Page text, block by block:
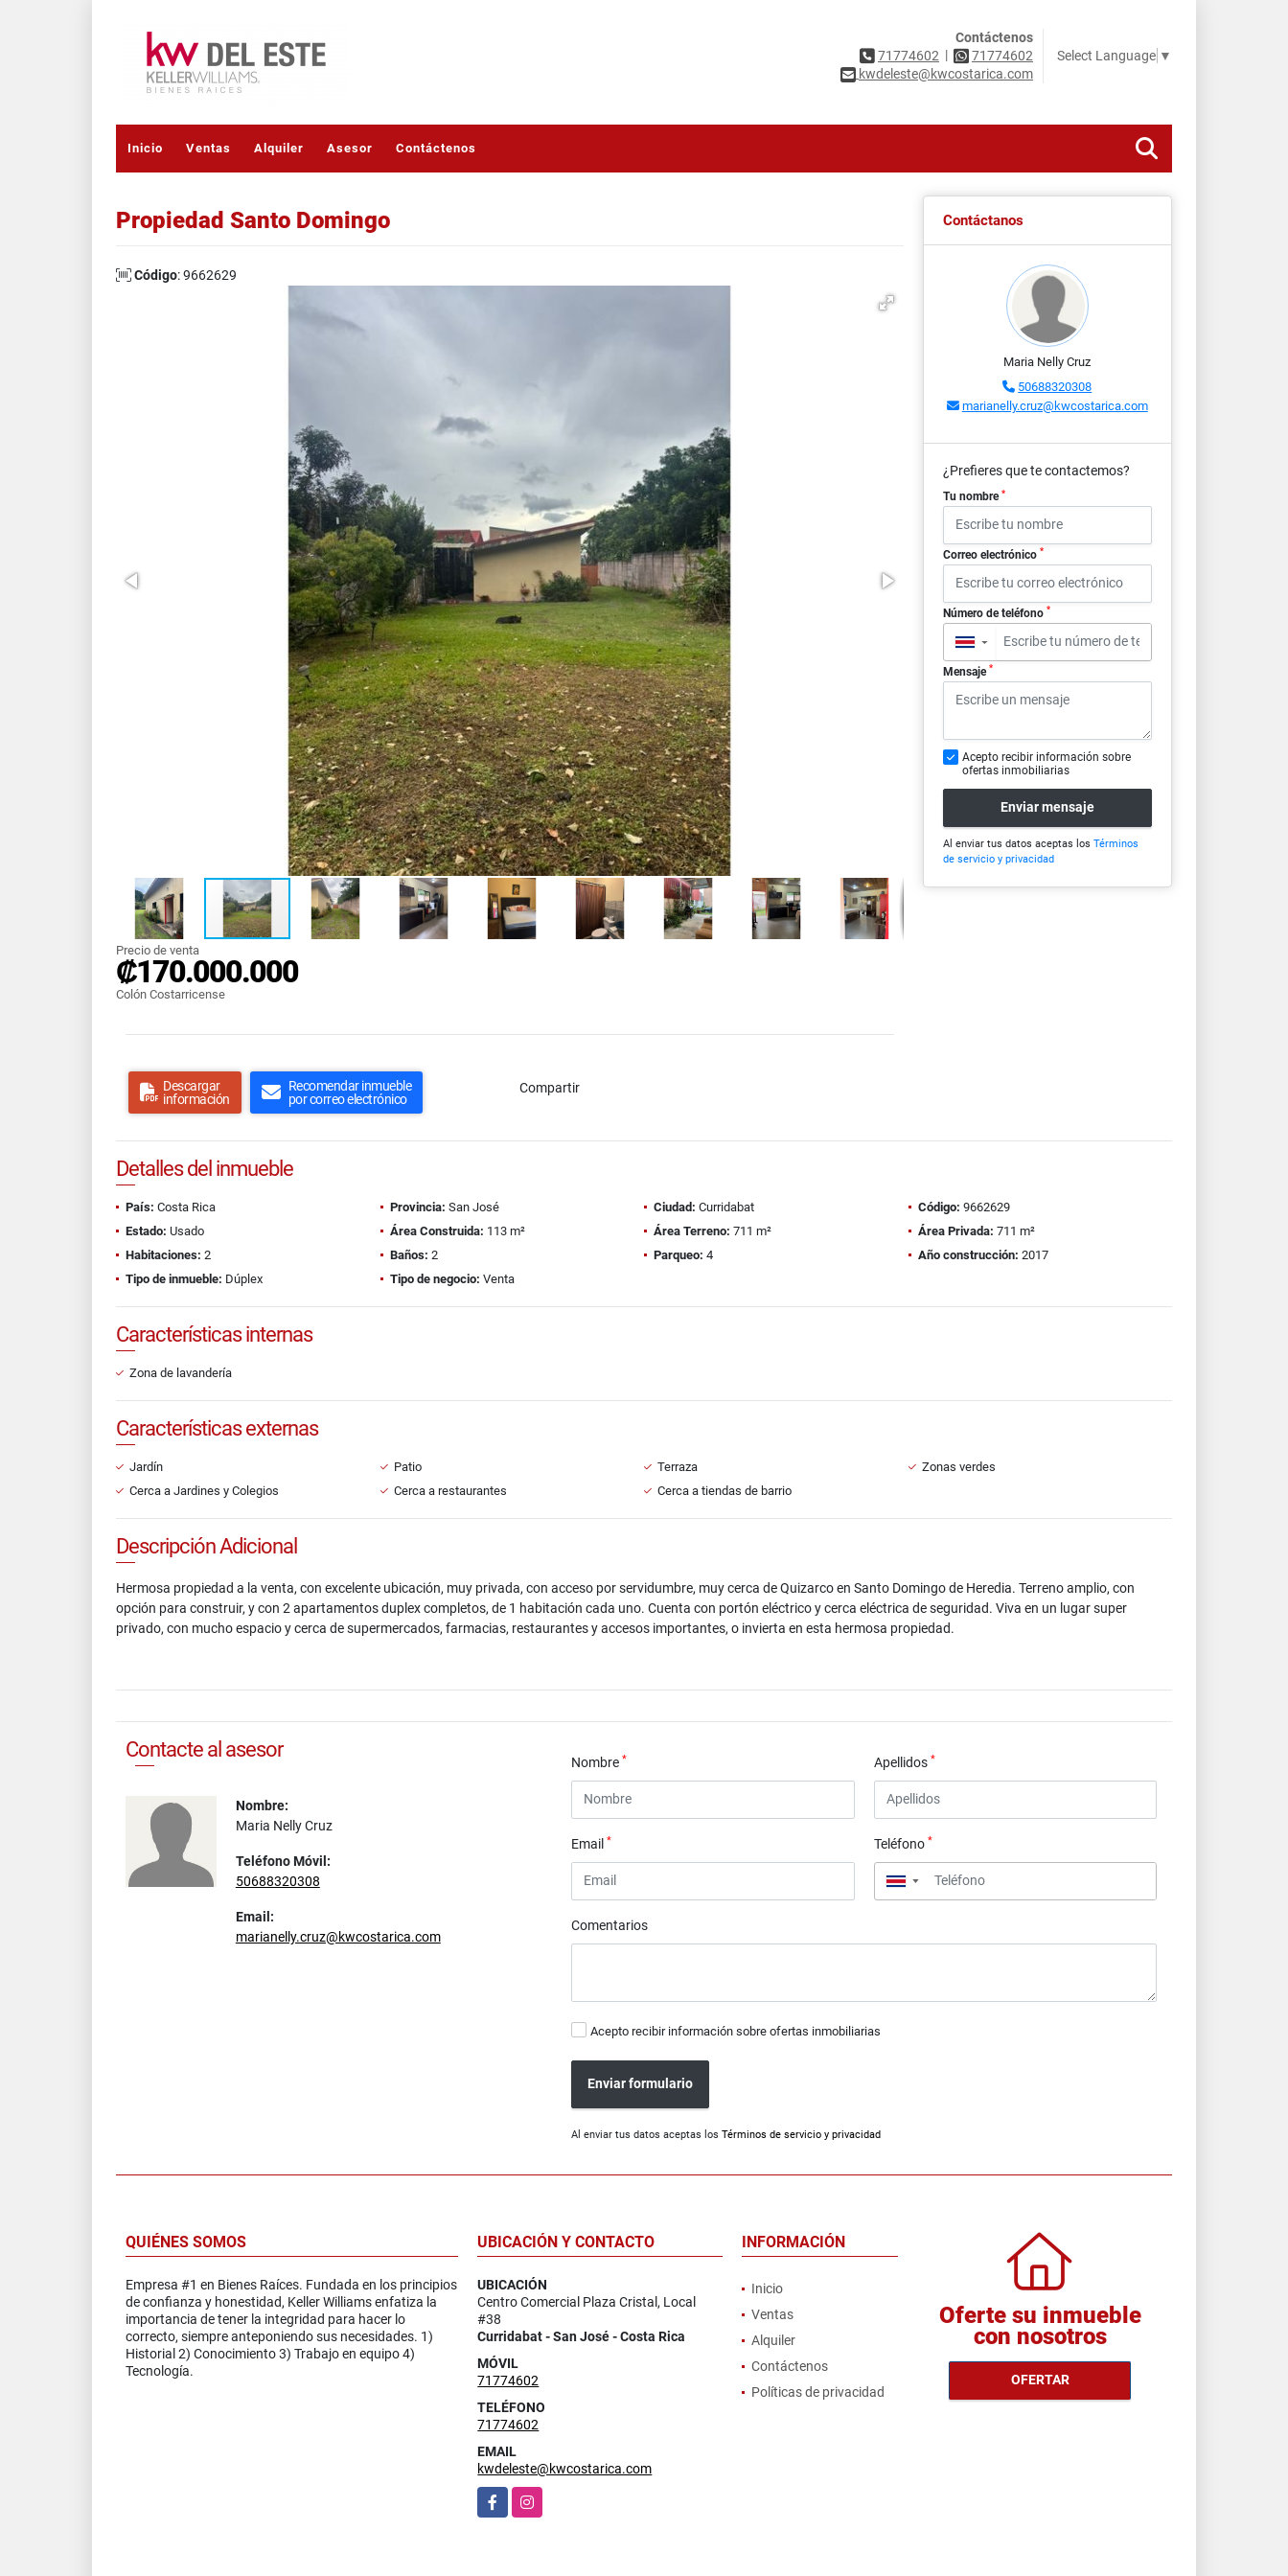
Contáctenos
71774602 |
71774602
kwdeleste@kwcostarica.com
Select Language ▼
Inicio Ventas Alquiler Asesor Contáctenos
Propiedad Santo Domingo
Código: 9662629
Precio de venta
₡170.000.000
Colón Costarricense
Descargar
información
Recomendar inmueble
por correo electrónico
Compartir
Contáctanos
Maria Nelly Cruz
50688320308
marianelly.cruz@kwcostarica.com
¿Prefieres que te contactemos?
Tu nombre *
Correo electrónico *
Número de teléfono *
▼
Mensaje *
Acepto recibir información sobre
ofertas inmobiliarias
Enviar mensaje
Al enviar tus datos aceptas los Términos
de servicio y privacidad
Detalles del inmueble
País: Costa Rica Provincia: San José Ciudad: Curridabat Código: 9662629
Estado: Usado Área Construida: 113 m² Área Terreno: 711 m² Área Privada: 711 m²
Habitaciones: 2 Baños: 2 Parqueo: 4 Año construcción: 2017
Tipo de inmueble: Dúplex Tipo de negocio: Venta
Características internas
Zona de lavandería
Características externas
Jardín Patio Terraza
Zonas verdes
Cerca a Jardines y Colegios
Cerca a restaurantes Cerca a tiendas de barrio
Descripción Adicional
Hermosa propiedad a la venta, con excelente ubicación, muy privada, con acceso por servidumbre, muy cerca de Quizarco en Santo Domingo de Heredia. Terreno amplio, con
opción para construir, y con 2 apartamentos duplex completos, de 1 habitación cada uno. Cuenta con portón eléctrico y cerca eléctrica de seguridad. Viva en un lugar super
privado, con mucho espacio y cerca de supermercados, farmacias, restaurantes y accesos importantes, o invierta en esta hermosa propiedad.
Contacte al asesor
Nombre:
Maria Nelly Cruz
Teléfono Móvil:
50688320308
Email:
marianelly.cruz@kwcostarica.com
Nombre* Apellidos *
Email* Teléfono *
▼
Comentarios
Acepto recibir información sobre ofertas inmobiliarias
Enviar formulario
Al enviar tus datos aceptas losTérminos de servicio y privacidad
QUIÉNES SOMOS
Empresa #1 en Bienes Raíces. Fundada en los principios
de confianza y honestidad, Keller Williams enfatiza la
importancia de tener la integridad para hacer lo
correcto, siempre anteponiendo sus necesidades. 1)
Historial 2) Conocimiento 3) Trabajo en equipo 4)
Tecnología.
UBICACIÓN Y CONTACTO
UBICACIÓN
Centro Comercial Plaza Cristal, Local
#38
Curridabat - San José - Costa Rica
MÓVIL
71774602
TELÉFONO
71774602
EMAIL
kwdeleste@kwcostarica.com
FacebookInstagram
INFORMACIÓN
Inicio
Ventas
Alquiler
Contáctenos
Políticas de privacidad
Oferte su inmueble
con nosotros
OFERTAR